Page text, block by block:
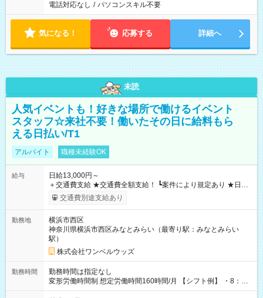
電話対応なし / パソコンスキル不要
気になる！ 応募する 詳細へ
未読
人気イベントも！好きな場所で働けるイベント
スタッフ☆来社不要！働いたその日に給料もら
える日払い/T1
アルバイト 職種未経験OK
給与
日給13,000円～
＋交通費支給 ★交通費全額支給！ ┗案件により規定あり ★日払
いOK！（規定あり） ┗働いたその日に現金GET♪ お仕事後はコ
ンビニATMから 日払い分を引き落とせます！ 【試用期間】試
交通費別途支給あり
勤務地
横浜市西区
神奈川県横浜市西区みなとみらい（最寄り駅：みなとみらい
駅）
株式会社ワンベルウッズ
勤務時間
勤務時間は指定なし
変形労働時間制 想定労働時間160時間/月 【シフト例】 ・8：00
～21：00